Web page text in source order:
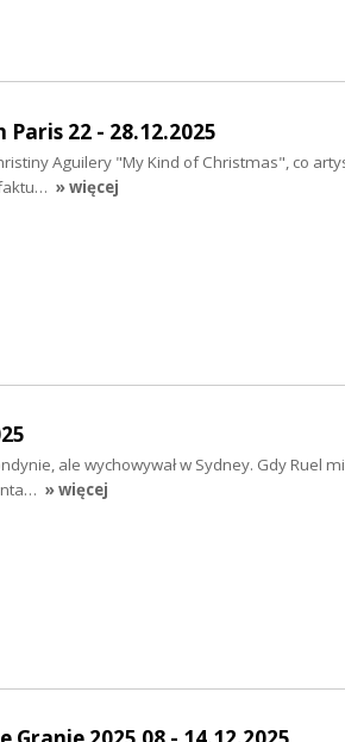
Paris 22 - 28.12.2025
Aguilery "My Kind of Christmas", co
» więcej
ale wychowywał w Sydney. Gdy Ruel
» więcej